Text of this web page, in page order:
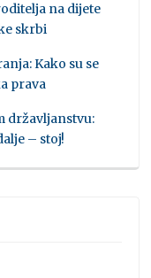
na dijete
skrbi
Kako su se
prava
državljanstvu:
– stoj!